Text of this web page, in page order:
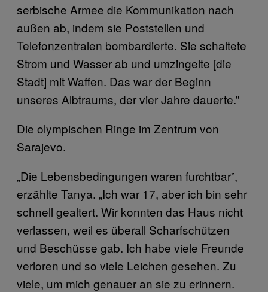
serbische Armee die Kommunikation nach
außen ab, indem sie Poststellen und
Telefonzentralen bombardierte. Sie schaltete
Strom und Wasser ab und umzingelte [die
Stadt] mit Waffen. Das war der Beginn
unseres Albtraums, der vier Jahre dauerte.”
Die olympischen Ringe im Zentrum von
Sarajevo.
„Die Lebensbedingungen waren furchtbar”,
erzählte Tanya. „Ich war 17, aber ich bin sehr
schnell gealtert. Wir konnten das Haus nicht
verlassen, weil es überall Scharfschützen
und Beschüsse gab. Ich habe viele Freunde
verloren und so viele Leichen gesehen. Zu
viele, um mich genauer an sie zu erinnern.